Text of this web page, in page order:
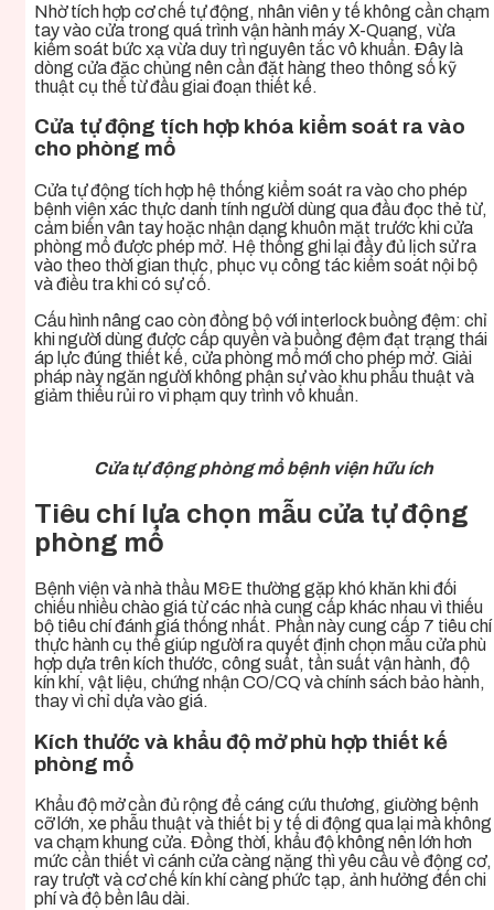
Nhờ tích hợp cơ chế tự động, nhân viên y tế không cần chạm
tay vào cửa trong quá trình vận hành máy X-Quang, vừa
kiểm soát bức xạ vừa duy trì nguyên tắc vô khuẩn. Đây là
dòng cửa đặc chủng nên cần đặt hàng theo thông số kỹ
thuật cụ thể từ đầu giai đoạn thiết kế.
Cửa tự động tích hợp khóa kiểm soát ra vào
cho phòng mổ
Cửa tự động tích hợp hệ thống kiểm soát ra vào cho phép
bệnh viện xác thực danh tính người dùng qua đầu đọc thẻ từ,
cảm biến vân tay hoặc nhận dạng khuôn mặt trước khi cửa
phòng mổ được phép mở. Hệ thống ghi lại đầy đủ lịch sử ra
vào theo thời gian thực, phục vụ công tác kiểm soát nội bộ
và điều tra khi có sự cố.
Cấu hình nâng cao còn đồng bộ với interlock buồng đệm: chỉ
khi người dùng được cấp quyền và buồng đệm đạt trạng thái
áp lực đúng thiết kế, cửa phòng mổ mới cho phép mở. Giải
pháp này ngăn người không phận sự vào khu phẫu thuật và
giảm thiểu rủi ro vi phạm quy trình vô khuẩn.
Cửa tự động phòng mổ bệnh viện hữu ích
Tiêu chí lựa chọn mẫu cửa tự động
phòng mổ
Bệnh viện và nhà thầu M&E thường gặp khó khăn khi đối
chiếu nhiều chào giá từ các nhà cung cấp khác nhau vì thiếu
bộ tiêu chí đánh giá thống nhất. Phần này cung cấp 7 tiêu chí
thực hành cụ thể giúp người ra quyết định chọn mẫu cửa phù
hợp dựa trên kích thước, công suất, tần suất vận hành, độ
kín khí, vật liệu, chứng nhận CO/CQ và chính sách bảo hành,
thay vì chỉ dựa vào giá.
Kích thước và khẩu độ mở phù hợp thiết kế
phòng mổ
Khẩu độ mở cần đủ rộng để cáng cứu thương, giường bệnh
cỡ lớn, xe phẫu thuật và thiết bị y tế di động qua lại mà không
va chạm khung cửa. Đồng thời, khẩu độ không nên lớn hơn
mức cần thiết vì cánh cửa càng nặng thì yêu cầu về động cơ,
ray trượt và cơ chế kín khí càng phức tạp, ảnh hưởng đến chi
phí và độ bền lâu dài.